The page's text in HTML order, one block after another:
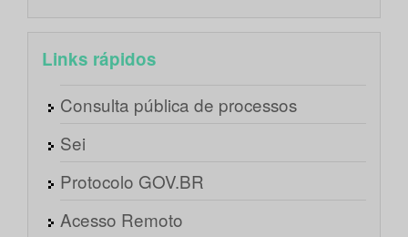
Links rápidos
Consulta pública de processos
Sei
Protocolo GOV.BR
Acesso Remoto